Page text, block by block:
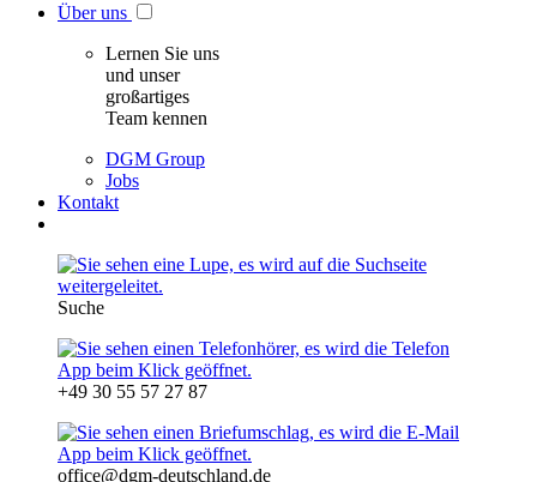
Über uns
Lernen Sie uns
und unser
großartiges
Team kennen
DGM Group
Jobs
Kontakt
Suche
+49 30 55 57 27 87
office@dgm-deutschland.de